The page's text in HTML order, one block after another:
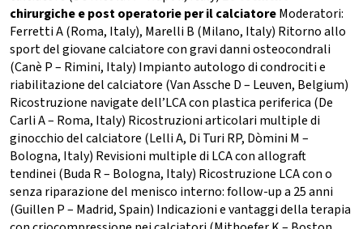
chirurgiche e post operatorie per il calciatoreModeratori:
Ferretti A (Roma, Italy), Marelli B (Milano, Italy) Ritorno allo
sport del giovane calciatore con gravi danni osteocondrali
(Canè P – Rimini, Italy) Impianto autologo di condrociti e
riabilitazione del calciatore (Van Assche D – Leuven, Belgium)
Ricostruzione navigate dell’LCA con plastica periferica (De
Carli A – Roma, Italy) Ricostruzioni articolari multiple di
ginocchio del calciatore (Lelli A, Di Turi RP, Dòmini M –
Bologna, Italy) Revisioni multiple di LCA con allograft
tendinei (Buda R – Bologna, Italy) Ricostruzione LCA con o
senza riparazione del menisco interno: follow-up a 25 anni
(Guillen P – Madrid, Spain) Indicazioni e vantaggi della terapia